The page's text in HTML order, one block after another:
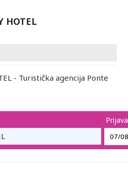
HOTEL
- Turistička agencija Ponte
Prijava